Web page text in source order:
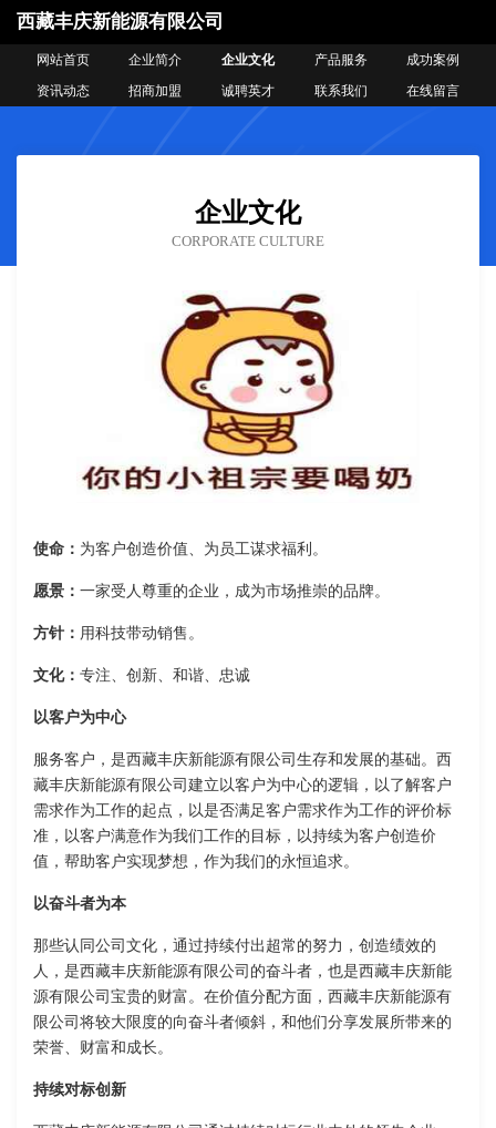
西藏丰庆新能源有限公司
网站首页 企业简介 企业文化 产品服务
成功案例
资讯动态
招商加盟 诚聘英才 联系我们 在线留言
企业文化
CORPORATE CULTURE
使命： 为客户创造价值、为员工谋求福利。
愿景： 一家受人尊重的企业，成为市场推崇的品牌。
方针： 用科技带动销售。
文化： 专注、创新、和谐、忠诚
以客户为中心
服务客户，是西藏丰庆新能源有限公司生存和发展的基础。西
藏丰庆新能源有限公司建立以客户为中心的逻辑，以了解客户
需求作为工作的起点，以是否满足客户需求作为工作的评价标
准，以客户满意作为我们工作的目标，以持续为客户创造价
值，帮助客户实现梦想，作为我们的永恒追求。
以奋斗者为本
那些认同公司文化，通过持续付出超常的努力，创造绩效的
人，是西藏丰庆新能源有限公司的奋斗者，也是西藏丰庆新能
源有限公司宝贵的财富。在价值分配方面，西藏丰庆新能源有
限公司将较大限度的向奋斗者倾斜，和他们分享发展所带来的
荣誉、财富和成长。
持续对标创新